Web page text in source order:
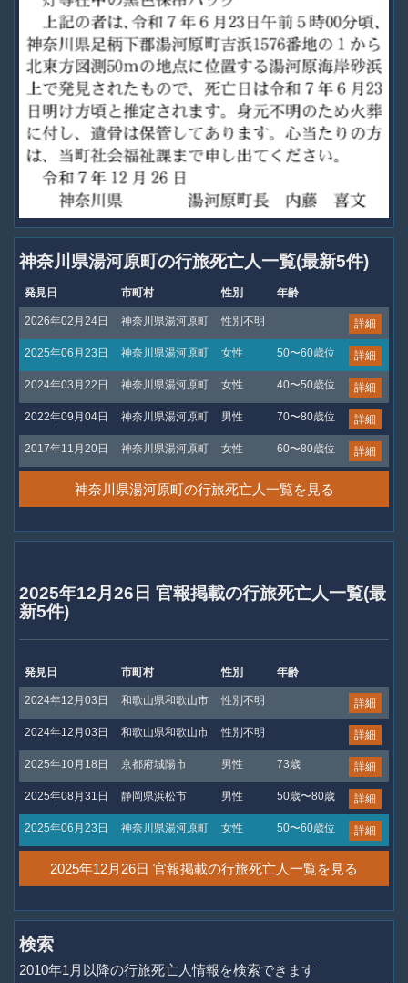
神奈川県湯河原町の行旅死亡人一覧(最新5件)
発見日 市町村 性別 年齢
2026年02月24日 神奈川県湯河原町 性別不明 詳細
2025年06月23日 神奈川県湯河原町 女性 50〜60歳位 詳細
2024年03月22日 神奈川県湯河原町 女性 40〜50歳位 詳細
2022年09月04日 神奈川県湯河原町 男性 70〜80歳位 詳細
2017年11月20日 神奈川県湯河原町 女性 60〜80歳位 詳細
神奈川県湯河原町の行旅死亡人一覧を見る
2025年12月26日 官報掲載の行旅死亡人一覧(最
新5件)
発見日 市町村 性別 年齢
2024年12月03日 和歌山県和歌山市 性別不明 詳細
2024年12月03日 和歌山県和歌山市 性別不明 詳細
2025年10月18日 京都府城陽市 男性 73歳 詳細
2025年08月31日 静岡県浜松市 男性 50歳〜80歳 詳細
2025年06月23日 神奈川県湯河原町 女性 50〜60歳位 詳細
2025年12月26日 官報掲載の行旅死亡人一覧を見る
検索
2010年1月以降の行旅死亡人情報を検索できます